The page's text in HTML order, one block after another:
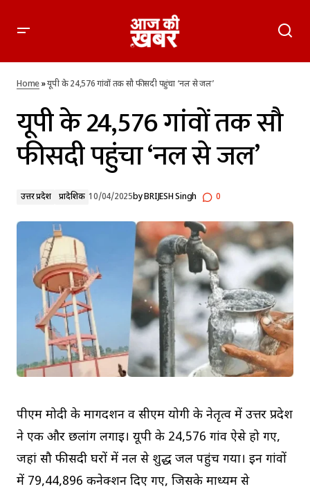
यूपी के 24,576 गांवों तक सौ फीसदी पहुंचा ‘नल से जल’
Home»यूपी के 24,576 गांवों तक सौ फीसदी पहुंचा ‘नल से जल’
यूपी के 24,576 गांवों तक सौ
फीसदी पहुंचा ‘नल से जल’
उत्तर प्रदेश प्रादेशिक 10/04/2025byBRIJESH Singh 0
पीएम मोदी के मार्गदर्शन व सीएम योगी के नेतृत्व में उत्तर प्रदेश
ने एक और छलांग लगाई। यूपी के 24,576 गांव ऐसे हो गए,
जहां सौ फीसदी घरों में नल से शुद्ध जल पहुंच गया। इन गांवों
में 79,44,896 कनेक्शन दिए गए, जिसके माध्यम से